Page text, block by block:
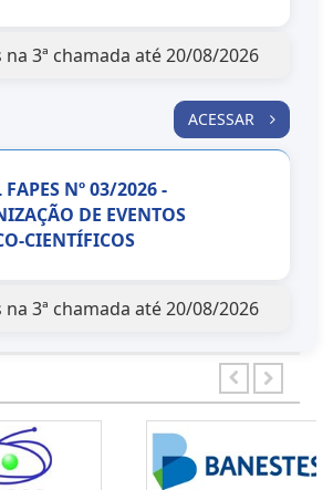
3ª chamada até 20/08/2026
ACESSAR
FAPES Nº 03/2026 -
DE EVENTOS
CIENTÍFICOS
3ª chamada até 20/08/2026
ACESSAR
FAPES Nº 04/2026 - ESTÁGIO
CIENTÍFICO